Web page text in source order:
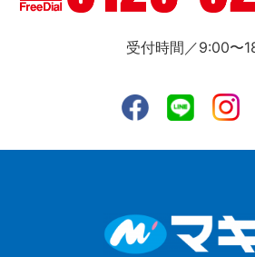
受付時間／9:00〜